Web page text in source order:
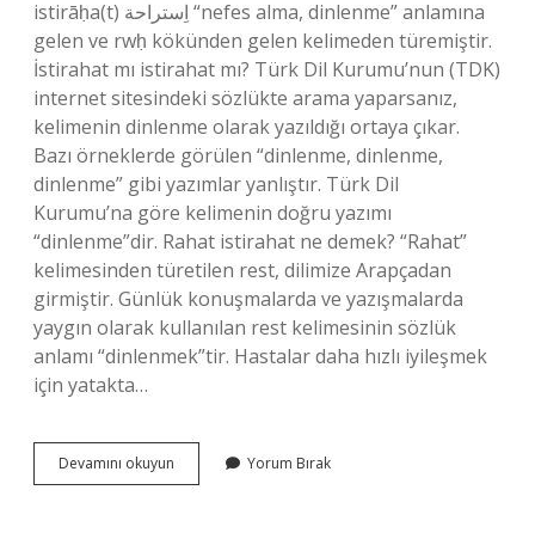
istirāḥa(t) اِستراحة “nefes alma, dinlenme” anlamına
gelen ve rwḥ kökünden gelen kelimeden türemiştir.
İstirahat mı istirahat mı? Türk Dil Kurumu’nun (TDK)
internet sitesindeki sözlükte arama yaparsanız,
kelimenin dinlenme olarak yazıldığı ortaya çıkar.
Bazı örneklerde görülen “dinlenme, dinlenme,
dinlenme” gibi yazımlar yanlıştır. Türk Dil
Kurumu’na göre kelimenin doğru yazımı
“dinlenme”dir. Rahat istirahat ne demek? “Rahat”
kelimesinden türetilen rest, dilimize Arapçadan
girmiştir. Günlük konuşmalarda ve yazışmalarda
yaygın olarak kullanılan rest kelimesinin sözlük
anlamı “dinlenmek”tir. Hastalar daha hızlı iyileşmek
için yatakta…
Devamını okuyun
Ne
Yorum Bırak